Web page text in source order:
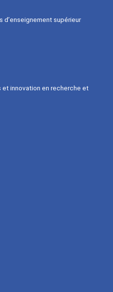
supérieur
et innovation en recherche et